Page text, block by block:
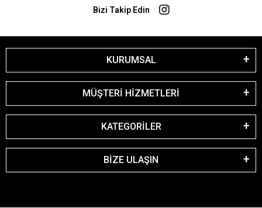
Bizi Takip Edin
KURUMSAL
MÜŞTERİ HİZMETLERİ
KATEGORİLER
BİZE ULAŞIN